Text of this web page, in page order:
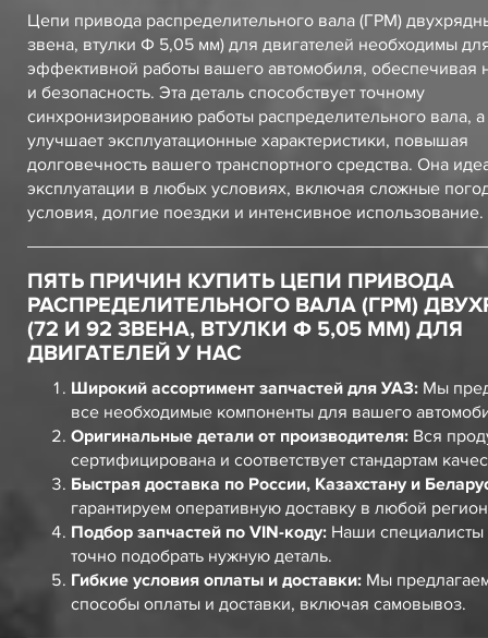
Цепи привода распределительного вала (ГРМ)
звена, втулки Ф 5,05 мм) для двигателей необходимы
эффективной работы вашего автомобиля, обеспечивая
и безопасность. Эта деталь способствует точному
синхронизированию работы распределительного вала, а
улучшает эксплуатационные характеристики, повышая
долговечность вашего транспортного средства. Она
эксплуатации в любых условиях, включая сложные
условия, долгие поездки и интенсивное использование.
ПЯТЬ ПРИЧИН КУПИТЬ ЦЕПИ ПРИВОДА
РАСПРЕДЕЛИТЕЛЬНОГО ВАЛА (ГРМ)
(72 И 92 ЗВЕНА, ВТУЛКИ Ф 5,05 ММ) ДЛЯ
ДВИГАТЕЛЕЙ У НАС
Широкий ассортимент запчастей для УАЗ: Мы
все необходимые компоненты для вашего
Оригинальные детали от производителя: Вся
сертифицирована и соответствует стандартам
Быстрая доставка по России, Казахстану и
гарантируем оперативную доставку в любой
Подбор запчастей по VIN-коду: Наши специалисты
точно подобрать нужную деталь.
Гибкие условия оплаты и доставки: Мы
способы оплаты и доставки, включая самовывоз.